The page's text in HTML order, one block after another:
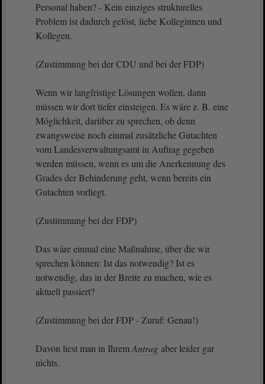
Personal haben? - Kein einziges strukturelles
Problem ist dadurch gelöst, liebe Kolleginnen und
Kollegen.
(Zustimmung bei der CDU und bei der FDP)
Wenn wir langfristige Lösungen wollen, dann
müssen wir dort tiefer einsteigen. Es wäre z. B. eine
Möglichkeit, darüber zu sprechen, ob denn
zwangsweise noch einmal zusätzliche Gutachten
vom Landesverwaltungsamt in Auftrag gegeben
werden müssen, wenn es um die Anerkennung des
Grades der Behinderung geht, wenn bereits ein
Gutachten vorliegt.
(Zustimmung bei der FDP)
Das wäre einmal eine Maßnahme, über die wir
sprechen können: Ist das notwendig? Ist es
notwendig, das in der Breite zu machen, wie es
aktuell passiert?
(Zustimmung bei der FDP - Zuruf: Genau!)
Davon liest man in IhremAntrag aber leider gar
nichts.